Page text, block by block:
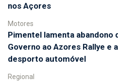
nos Açores
Motores
Pimentel lamenta abandono
Governo ao Azores Rallye e
desporto automóvel
Regional